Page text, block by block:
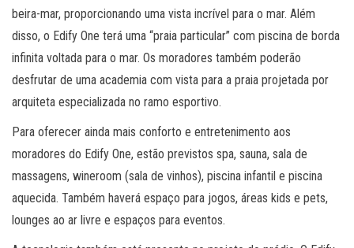
beira-mar, proporcionando uma vista incrível para o mar. Além
disso, o Edify One terá uma “praia particular” com piscina de borda
infinita voltada para o mar. Os moradores também poderão
desfrutar de uma academia com vista para a praia projetada por
arquiteta especializada no ramo esportivo.
Para oferecer ainda mais conforto e entretenimento aos
moradores do Edify One, estão previstos spa, sauna, sala de
massagens, wineroom (sala de vinhos), piscina infantil e piscina
aquecida. Também haverá espaço para jogos, áreas kids e pets,
lounges ao ar livre e espaços para eventos.